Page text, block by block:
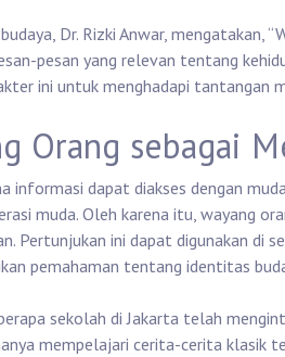
Dr. Rizki Anwar, mengatakan,
pesan yang relevan tentang
ini untuk menghadapi tantangan
Orang sebagai
informasi dapat diakses dengan
muda. Oleh karena itu, wayang
Pertunjukan ini dapat digunakan di
pemahaman tentang identitas
sekolah di Jakarta telah
mempelajari cerita-cerita klasik